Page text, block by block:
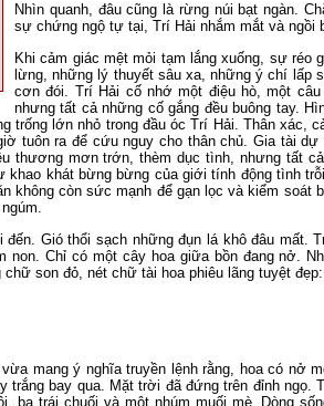
Nhìn quanh, đâu cũng là rừng núi bạt ngàn.
sự chứng ngộ tự tại, Trí Hải nhắm mắt và ngồi
Khi cảm giác mệt mỏi tạm lắng xuống, sự
lừng, những lý thuyết sâu xa, những ý chí lấp
cơn đói. Trí Hải cố nhớ một điệu hò, một
nhưng tất cả những cố gắng đều buông tay.
trống lớn nhỏ trong đầu óc Trí Hải. Thân
tuôn ra để cứu nguy cho thân chủ. Gia tài
thương mơn trớn, thèm dục tình, nhưng tất
khao khát bừng bừng của giới tính động tình
không còn sức mạnh để gạn lọc và kiểm
đến. Gió thổi sạch những đụn lá khô đâu
non. Chỉ có một cây hoa giữa bồn đang nở.
son đỏ, nét chữ tài hoa phiêu lãng tuyệt đẹp:
mang ý nghĩa truyền lệnh rằng, hoa có
trắng bay qua. Mặt trời đã đứng trên đỉnh
ba trái chuối và một nhúm muối mè. Dòng